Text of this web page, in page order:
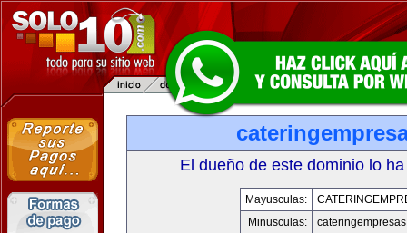
El dueño de este dominio lo
Mayusculas:
Minusculas: